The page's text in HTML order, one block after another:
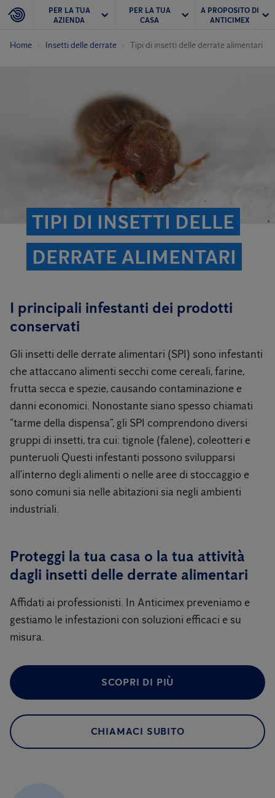
PER LA TUA
AZIENDA
PER LA TUA
CASA
A PROPOSITO DI
ANTICIMEX
Home Insetti delle derrate Tipi di insetti delle derrate alimentari
TIPI DI INSETTI DELLE
DERRATE ALIMENTARI
I principali infestanti dei prodotti
conservati
Gli insetti delle derrate alimentari (SPI) sono infestanti
che attaccano alimenti secchi come cereali, farine,
frutta secca e spezie, causando contaminazione e
danni economici. Nonostante siano spesso chiamati
“tarme della dispensa”, gli SPI comprendono diversi
gruppi di insetti, tra cui: tignole (falene), coleotteri e
punteruoli Questi infestanti possono svilupparsi
all’interno degli alimenti o nelle aree di stoccaggio e
sono comuni sia nelle abitazioni sia negli ambienti
industriali.
Proteggi la tua casa o la tua attività
dagli insetti delle derrate alimentari
Affidati ai professionisti. In Anticimex preveniamo e
gestiamo le infestazioni con soluzioni efficaci e su
misura.
SCOPRI DI PIÙ
CHIAMACI SUBITO